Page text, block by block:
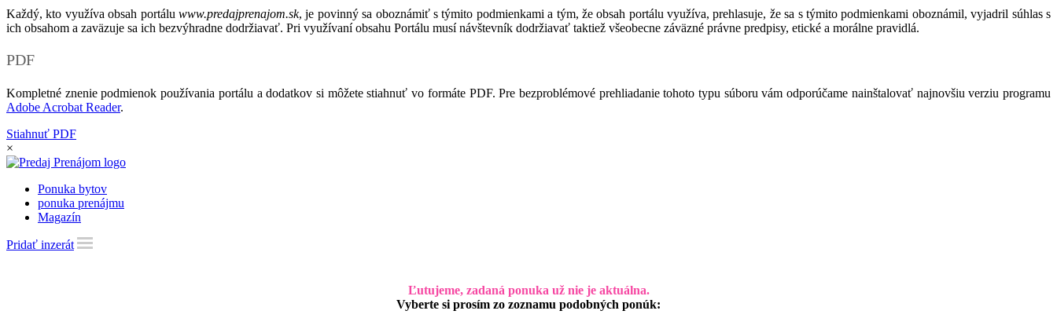
Každý, kto využíva obsah portálu www.predajprenajom.sk, je povinný sa oboznámiť s týmito podmienkami a tým, že obsah portálu využíva, prehlasuje, že sa s týmito podmienkami oboznámil, vyjadril súhlas s
ich obsahom a zaväzuje sa ich bezvýhradne dodržiavať. Pri využívaní obsahu Portálu musí návštevník dodržiavať taktiež všeobecne záväzné právne predpisy, etické a morálne pravidlá.
PDF
Kompletné znenie podmienok používania portálu a dodatkov si môžete stiahnuť vo formáte PDF. Pre bezproblémové prehliadanie tohoto typu súboru vám odporúčame nainštalovať najnovšiu verziu programu
Adobe Acrobat Reader.
Stiahnuť PDF
×
Ponuka bytov
ponuka prenájmu
Magazín
Pridať inzerát
Ľutujeme, zadaná ponuka už nie je aktuálna.
Vyberte si prosím zo zoznamu podobných ponúk: